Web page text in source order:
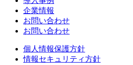
企業情報
お問い合わせ
お問い合わせ
個人情報保護方針
情報セキュリティ方針